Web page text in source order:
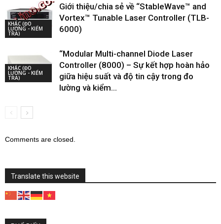
KHÁC (ĐO
LƯỜNG - KIỂM
TRA)
Giới thiệu/chia sẻ về “StableWave™ and
Vortex™ Tunable Laser Controller (TLB-
6000)
KHÁC (ĐO
LƯỜNG - KIỂM
TRA)
“Modular Multi-channel Diode Laser
Controller (8000) – Sự kết hợp hoàn hảo
giữa hiệu suất và độ tin cậy trong đo
lường và kiểm...
Comments are closed.
Translate this website